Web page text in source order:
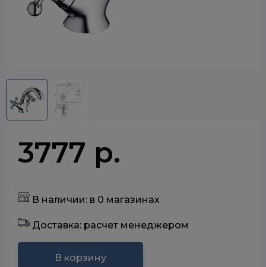
3777 р.
В наличии: в 0 магазинах
Доставка: расчет менеджером
В корзину